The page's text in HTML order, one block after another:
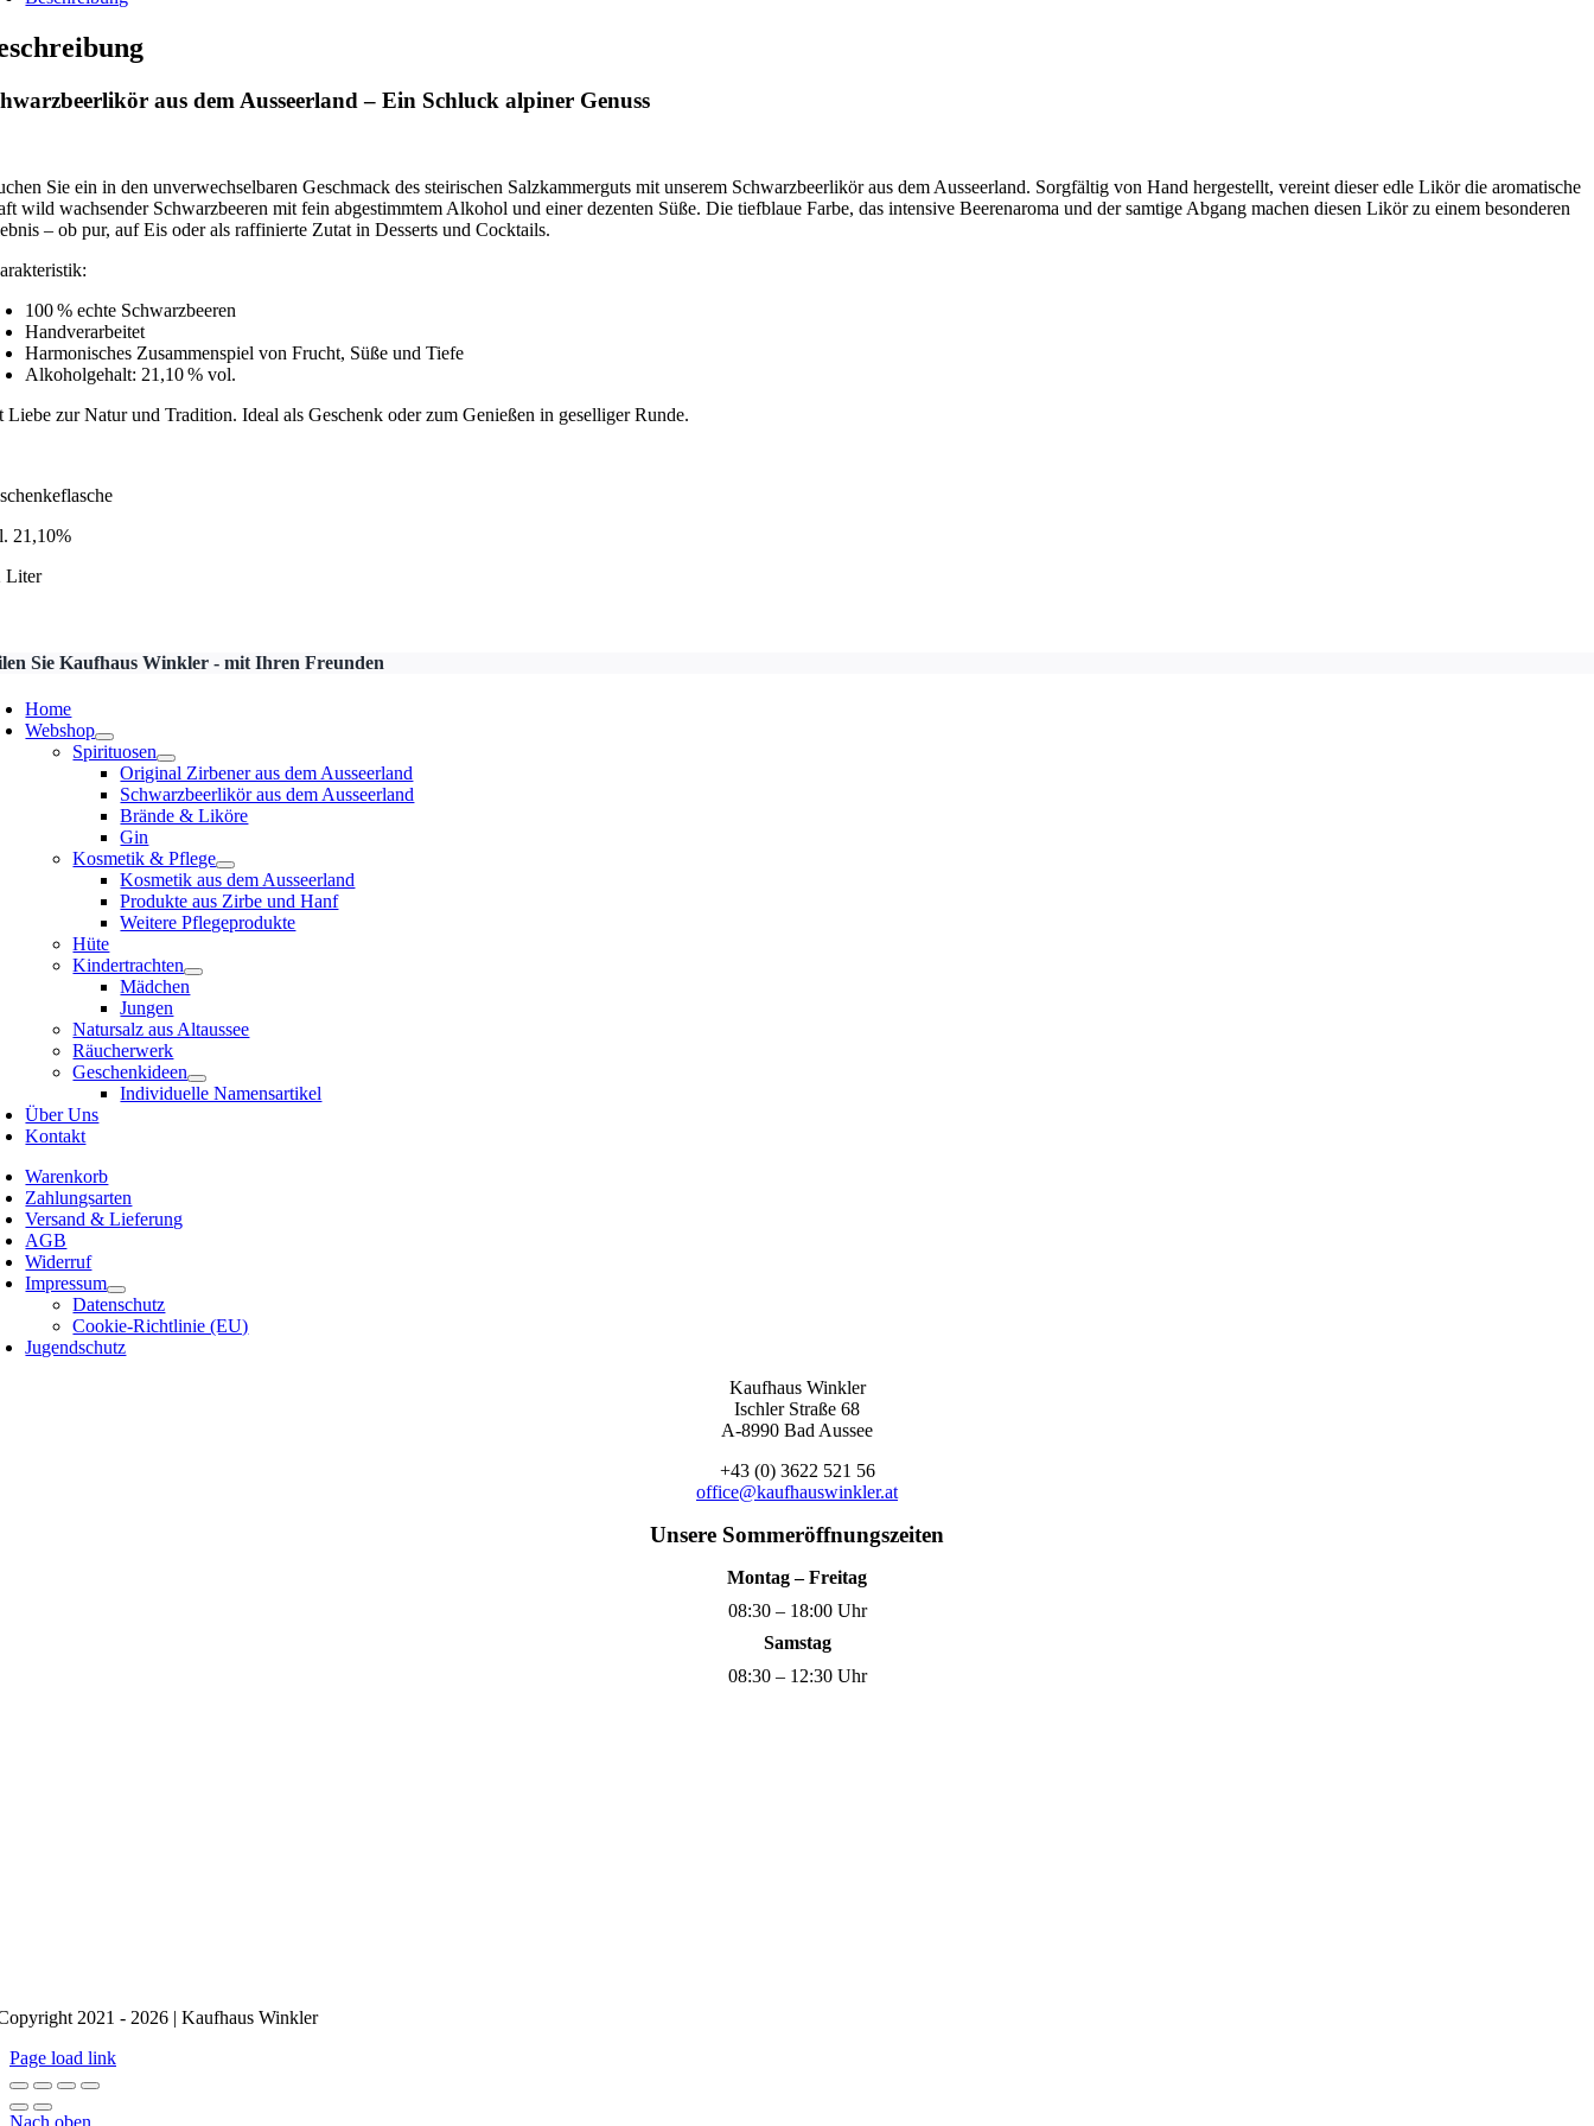
aus dem Ausseerland – Ein Schluck alpiner Genuss
Sie ein in den unverwechselbaren Geschmack des steirischen Salzkammerguts mit unserem Schwarzbeerlikör aus dem Ausseerland. Sorgfältig von Hand hergestellt, vereint dieser edle Likör die aromatische
wild wachsender Schwarzbeeren mit fein abgestimmtem Alkohol und einer dezenten Süße. Die tiefblaue Farbe, das intensive Beerenaroma und der samtige Abgang machen diesen Likör zu einem besonderen
– ob pur, auf Eis oder als raffinierte Zutat in Desserts und Cocktails.
100 % echte Schwarzbeeren
Handverarbeitet
Harmonisches Zusammenspiel von Frucht, Süße und Tiefe
Alkoholgehalt: 21,10 % vol.
Liebe zur Natur und Tradition. Ideal als Geschenk oder zum Genießen in geselliger Runde.
21,10%
Liter
Sie Kaufhaus Winkler - mit Ihren Freunden
Home
Webshop
Spirituosen
Original Zirbener aus dem Ausseerland
Schwarzbeerlikör aus dem Ausseerland
Brände & Liköre
Gin
Kosmetik & Pflege
Kosmetik aus dem Ausseerland
Produkte aus Zirbe und Hanf
Weitere Pflegeprodukte
Hüte
Kindertrachten
Mädchen
Jungen
Natursalz aus Altaussee
Räucherwerk
Geschenkideen
Individuelle Namensartikel
Über Uns
Kontakt
Warenkorb
Zahlungsarten
Versand & Lieferung
AGB
Widerruf
Impressum
Datenschutz
Cookie-Richtlinie (EU)
Jugendschutz
Kaufhaus Winkler
Ischler Straße 68
A-8990 Bad Aussee
+43 (0) 3622 521 56
office@kaufhauswinkler.at
Unsere Sommeröffnungszeiten
Montag – Freitag
08:30 – 18:00 Uhr
Samstag
08:30 – 12:30 Uhr
2021 - 2026 | Kaufhaus Winkler
Page load link
Nach oben